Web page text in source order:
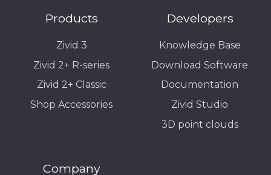
Products
Zivid 3
Zivid 2+ R-series
Zivid 2+ Classic
Shop Accessories
Developers
Knowledge Base
Download Software
Documentation
Zivid Studio
3D point clouds
Company